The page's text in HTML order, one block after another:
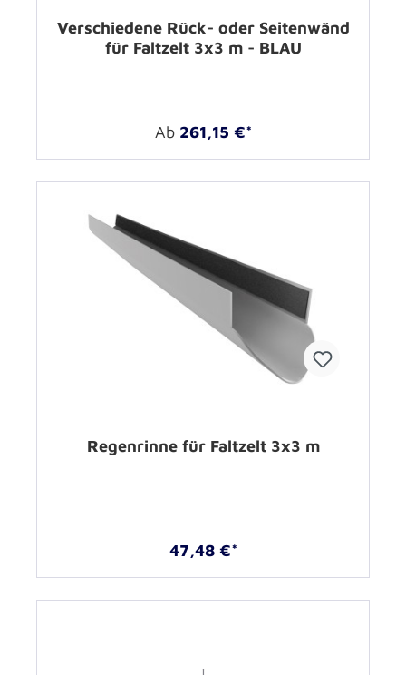
Verschiedene Rück- oder Seitenwänd
für Faltzelt 3x3 m - BLAU
Ab 261,15 €*
Regenrinne für Faltzelt 3x3 m
47,48 €*